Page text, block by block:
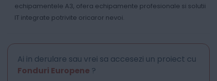
echipamentele A3, ofera echipamente profesionale si solutii
IT integrate potrivite oricaror nevoi.
Ai in derulare sau vrei sa accesezi un proiect cu
Fonduri Europene ?